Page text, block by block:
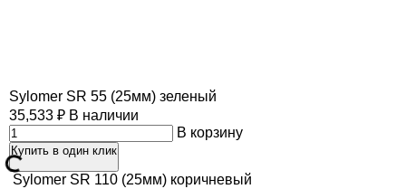
Sylomer SR 55 (25мм) зеленый
35,533 ₽ В наличии
В корзину
Купить в один клик
Sylomer SR 110 (25мм) коричневый